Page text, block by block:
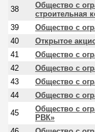
38
Общество с
строительная
39
Общество с
40
Открытое
41
Общество с
42
Общество с
43
Общество с
44
Общество с
45
Общество с
РВК»